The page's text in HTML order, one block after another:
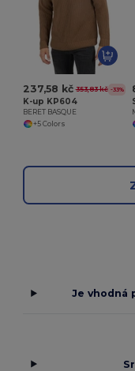
237,58 kč 353,83 kč -33%
K-up KP604
BERET BASQUE
+5 Colors
Je vhodná